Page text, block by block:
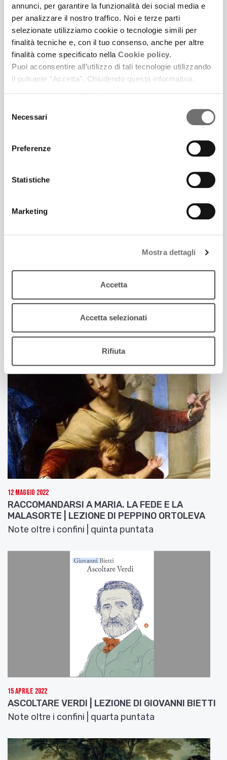
annunci, per garantire la funzionalità dei social media e
per analizzare il nostro traffico. Noi e terze parti
selezionate utilizziamo cookie o tecnologie simili per
finalità tecniche e, con il tuo consenso, anche per altre
finalità come specificato nella Cookie policy.
Puoi acconsentire all’utilizzo di tali tecnologie utilizzando
il pulsante “Accetta”. Chiudendo questa informativa,
delNecessari
Preferenze
Statistiche
Marketing
Mostra dettagli
Accetta
Accetta selezionati
Rifiuta
27 Ottobre 2022
SPECIALE 900 FEST | OPERAZIONE MARCIA SU
Paola Salvatori introduce il documentario di
Valentino Misino
UN'EPOCA SCETTICA | LEZIONE DI PEPPINO
Note oltre i confini | sesta puntata
12 Maggio 2022
RACCOMANDARSI A MARIA. LA FEDE E LA
MALASORTE | LEZIONE DI PEPPINO ORTOLEVA
Note oltre i confini | quinta puntata
15 Aprile 2022
ASCOLTARE VERDI | LEZIONE DI GIOVANNI BIETTI
Note oltre i confini | quarta puntata